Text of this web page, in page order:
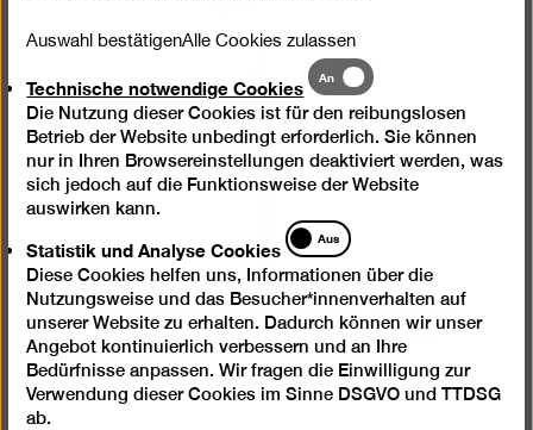
Ausstellungsansicht „Mariechen Danz. edge out.
GASAG Kunstpreis 2024“, Berlinische Galerie
© Foto: Roman März
Auswahl bestätigenAlle Cookies zulassen
Technische notwendige Cookies
Technische
notwendige
Cookies
An
Die Nutzung dieser Cookies ist für den reibungslosen
Betrieb der Website unbedingt erforderlich. Sie können
nur in Ihren Browsereinstellungen deaktiviert werden, was
sich jedoch auf die Funktionsweise der Website
auswirken kann.
Statistik und Analyse Cookies
Statistik
und
Analyse
Cookies
Aus
Diese Cookies helfen uns, Informationen über die
Nutzungsweise und das Besucher*innenverhalten auf
unserer Website zu erhalten. Dadurch können wir unser
Angebot kontinuierlich verbessern und an Ihre
Bedürfnisse anpassen. Wir fragen die Einwilligung zur
Verwendung dieser Cookies im Sinne DSGVO und TTDSG
ab.